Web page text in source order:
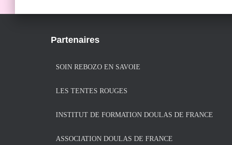
Partenaires
SOIN REBOZO EN SAVOIE
LES TENTES ROUGES
INSTITUT DE FORMATION DOULAS DE FRANCE
ASSOCIATION DOULAS DE FRANCE